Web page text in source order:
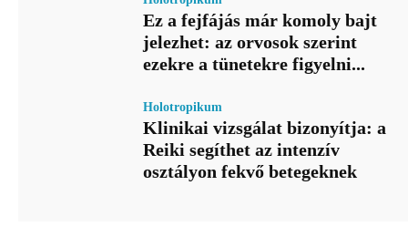
Ez a fejfájás már komoly bajt
jelezhet: az orvosok szerint
ezekre a tünetekre figyelni...
Holotropikum
Klinikai vizsgálat bizonyítja: a
Reiki segíthet az intenzív
osztályon fekvő betegeknek